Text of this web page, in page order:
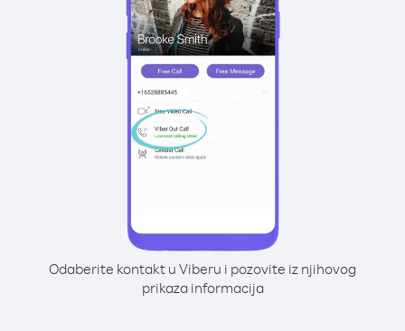
Odaberite kontakt u Viberu i pozovite iz njihovog
prikaza informacija